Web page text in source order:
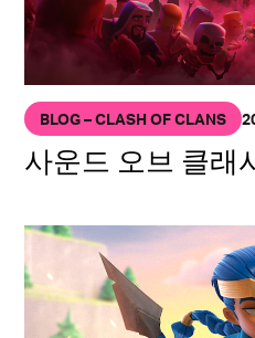
BLOG – CLASH OF CLANS
사운드 오브 클래